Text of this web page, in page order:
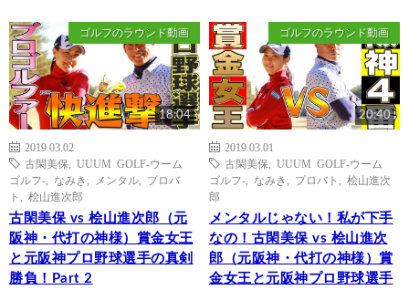
ゴルフのラウンド動画
18:04
2019.03.02
古閑美保
UUUM GOLF-ウーム
ゴルフ-
なみき メンタル
プロバ
ト
桧山進次郎
古閑美保 vs 桧山進次郎（元
阪神・代打の神様）賞金女王
と元阪神プロ野球選手の真剣
勝負！Part 2
ゴルフのラウンド動画
20:40
2019.03.01
古閑美保
UUUM GOLF-ウーム
ゴルフ-
なみき プロバト
桧山進次
郎
メンタルじゃない！私が下手
なの！古閑美保 vs 桧山進次
郎（元阪神・代打の神様）賞
金女王と元阪神プロ野球選手